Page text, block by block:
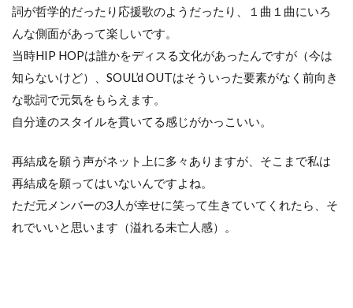
詞が哲学的だったり応援歌のようだったり、１曲１曲にいろ
んな側面があって楽しいです。
当時HIP HOPは誰かをディスる文化があったんですが（今は
知らないけど）、SOUL’d OUTはそういった要素がなく前向き
な歌詞で元気をもらえます。
自分達のスタイルを貫いてる感じがかっこいい。
再結成を願う声がネット上に多々ありますが、そこまで私は
再結成を願ってはいないんですよね。
ただ元メンバーの3人が幸せに笑って生きていてくれたら、そ
れでいいと思います（溢れる未亡人感）。